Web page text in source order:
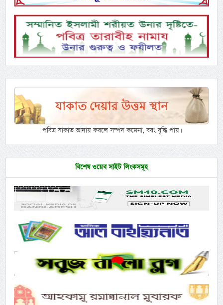
পবিত্র যাকাত আদায় করলে সম্পদ কমেনা, বরং বৃদ্ধি পায়।
বিশেষ ওয়েব সাইট লিংকসমূহ